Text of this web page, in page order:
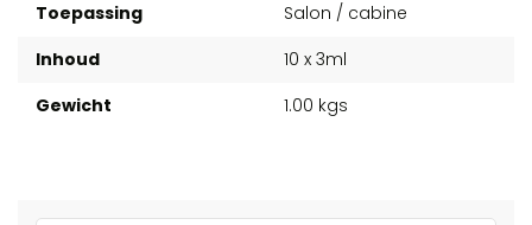
Toepassing
Salon / cabine
Inhoud
10 x 3ml
Gewicht
1.00 kgs